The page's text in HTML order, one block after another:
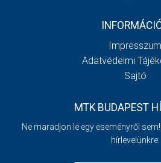
Impresszum
Adatvédelmi
Sajtó
MTK BUDAPEST
Ne maradjon le egy eseményről
hírlevelünkre: